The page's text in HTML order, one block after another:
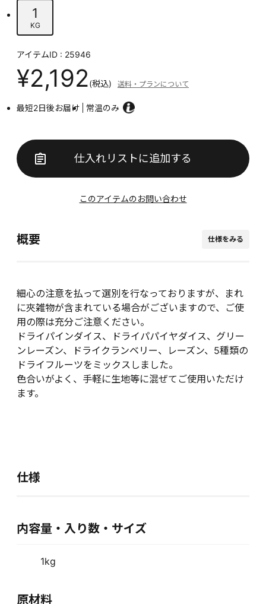
1
KG
アイテムID : 25946
¥2,192(税込) 送料・プランについて
最短2日後お届け 常温のみ
仕入れリストに追加する
このアイテムのお問い合わせ
概要 仕様をみる
細心の注意を払って選別を行なっておりますが、まれ
に夾雑物が含まれている場合がございますので、ご使
用の際は充分ご注意ください。
ドライパインダイス、ドライパパイヤダイス、グリー
ンレーズン、ドライクランベリー、レーズン、5種類の
ドライフルーツをミックスしました。
色合いがよく、手軽に生地等に混ぜてご使用いただけ
ます。
仕様
内容量・入り数・サイズ
1kg
原材料